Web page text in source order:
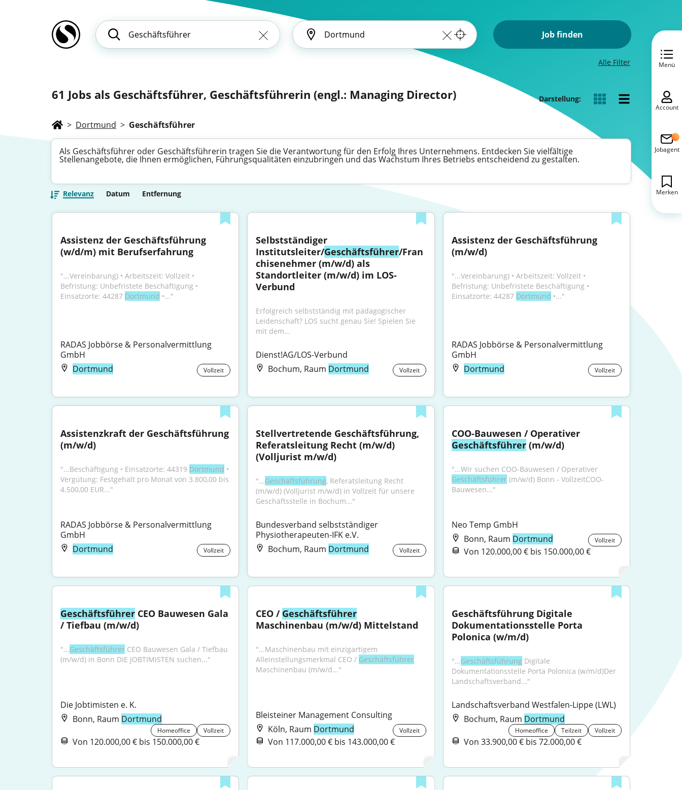
Job finden
Alle Filter
61 Jobs als Geschäftsführer, Geschäftsführerin (engl.: Managing Director) Darstellung:
> Dortmund > Geschäftsführer
Als Geschäftsführer oder Geschäftsführerin tragen Sie die Verantwortung für den Erfolg Ihres Unternehmens. Entdecken Sie vielfältige
Stellenangebote, die Ihnen ermöglichen, Führungsqualitäten einzubringen und das Wachstum Ihres Betriebs entscheidend zu gestalten.
Relevanz Datum Entfernung
Assistenz der Geschäftsführung
(w/d/m) mit Berufserfahrung
"...Vereinbarung) • Arbeitszeit: Vollzeit •
Befristung: Unbefristete Beschäftigung •
Einsatzorte: 44287 Dortmund •..."
RADAS Jobbörse & Personalvermittlung
GmbH
Dortmund
Vollzeit
Selbstständiger
Institutsleiter/Geschäftsführer/Fran
chisenehmer (m/w/d) als
Standortleiter (m/w/d) im LOS-
Verbund
Erfolgreich selbstständig mit pädagogischer
Leidenschaft? LOS sucht genau Sie! Spielen Sie
mit dem...
Dienst!AG/LOS-Verbund
Bochum, Raum Dortmund Vollzeit
Assistenz der Geschäftsführung
(m/w/d)
"...Vereinbarung) • Arbeitszeit: Vollzeit •
Befristung: Unbefristete Beschäftigung •
Einsatzorte: 44287 Dortmund •..."
RADAS Jobbörse & Personalvermittlung
GmbH
Dortmund
Vollzeit
Assistenzkraft der Geschäftsführung
(m/w/d)
"...Beschäftigung • Einsatzorte: 44319 Dortmund •
Vergütung: Festgehalt pro Monat von 3.800,00 bis
4.500,00 EUR..."
RADAS Jobbörse & Personalvermittlung
GmbH
Dortmund
Vollzeit
Stellvertretende Geschäftsführung,
Referatsleitung Recht (m/w/d)
(Volljurist m/w/d)
"...Geschäftsführung, Referatsleitung Recht
(m/w/d) (Volljurist m/w/d) in Vollzeit für unsere
Geschäftsstelle in Bochum..."
Bundesverband selbstständiger
Physiotherapeuten-IFK e.V.
Bochum, Raum Dortmund Vollzeit
COO-Bauwesen / Operativer
Geschäftsführer (m/w/d)
"...Wir suchen COO-Bauwesen / Operativer
Geschäftsführer (m/w/d) Bonn - VollzeitCOO-
Bauwesen..."
Neo Temp GmbH
Bonn, Raum Dortmund Vollzeit
Von 120.000,00 € bis 150.000,00 €
Geschäftsführer CEO Bauwesen Gala
/ Tiefbau (m/w/d)
"...Geschäftsführer CEO Bauwesen Gala / Tiefbau
(m/w/d) in Bonn DIE JOBTIMISTEN suchen..."
Die Jobtimisten e. K.
Bonn, Raum Dortmund
Homeoffice Vollzeit
Von 120.000,00 € bis 150.000,00 €
CEO / Geschäftsführer
Maschinenbau (m/w/d) Mittelstand
"...Maschinenbau mit einzigartigem
Alleinstellungsmerkmal CEO / Geschäftsführer
Maschinenbau (m/w/d..."
Bleisteiner Management Consulting
Köln, Raum Dortmund Vollzeit
Von 117.000,00 € bis 143.000,00 €
Geschäftsführung Digitale
Dokumentationsstelle Porta
Polonica (w/m/d)
"...Geschäftsführung Digitale
Dokumentationsstelle Porta Polonica (w/m/d)Der
Landschaftsverband..."
Landschaftsverband Westfalen-Lippe (LWL)
Bochum, Raum Dortmund
Homeoffice Teilzeit Vollzeit
Von 33.900,00 € bis 72.000,00 €
Menü
Account
Jobagent
Merken